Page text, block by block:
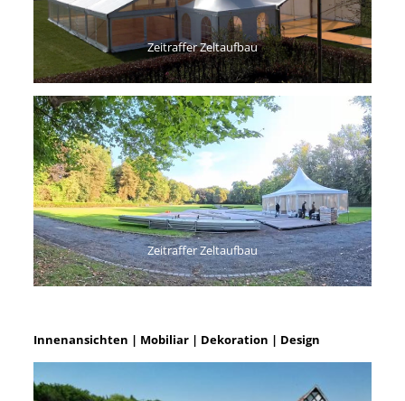
Zeitraffer Zeltaufbau
Zeitraffer Zeltaufbau
Innenansichten | Mobiliar | Dekoration | Design